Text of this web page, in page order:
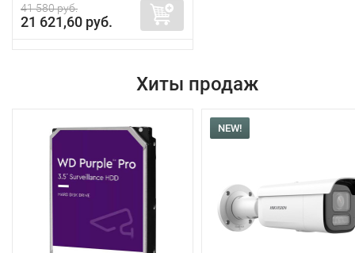
41 580 руб.
21 621,60 руб.
Хиты продаж
NEW!